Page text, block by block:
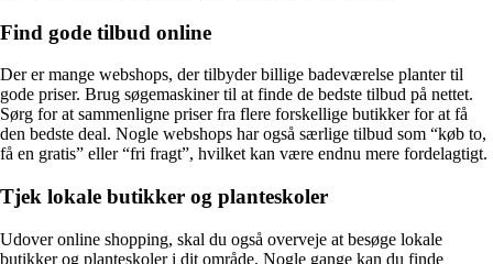
Find gode tilbud online
Der er mange webshops, der tilbyder billige badeværelse planter til
gode priser. Brug søgemaskiner til at finde de bedste tilbud på nettet.
Sørg for at sammenligne priser fra flere forskellige butikker for at få
den bedste deal. Nogle webshops har også særlige tilbud som “køb to,
få en gratis” eller “fri fragt”, hvilket kan være endnu mere fordelagtigt.
Tjek lokale butikker og planteskoler
Udover online shopping, skal du også overveje at besøge lokale
butikker og planteskoler i dit område. Nogle gange kan du finde